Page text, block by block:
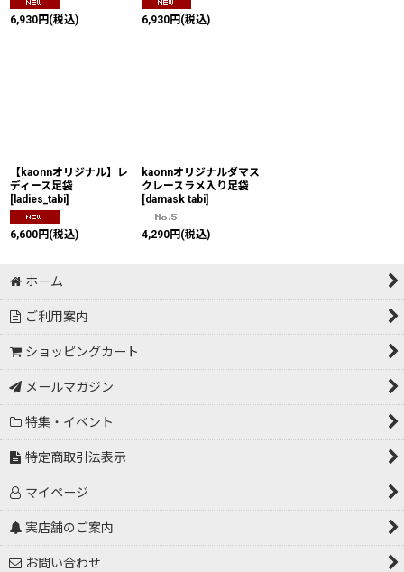
6,930円 (税込) 6,930円 (税込)
【kaonnオリジナル】レ
ディース足袋
[ ladies_tabi]
6,600円 (税込)
kaonnオリジナルダマス
クレースラメ入り足袋
[damask tabi]
4,290円 (税込)
ホーム
ご利用案内
ショッピングカート
メールマガジン
特集・イベント
特定商取引法表示
マイページ
実店舗のご案内
お問い合わせ